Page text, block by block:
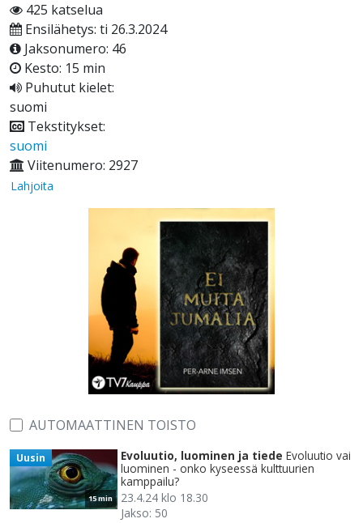
425 katselua
Ensilähetys: ti 26.3.2024
Jaksonumero: 46
Kesto: 15 min
Puhutut kielet:
suomi
Tekstitykset:
suomi
Viitenumero: 2927
Lahjoita
AUTOMAATTINEN TOISTO
15 min
Uusin Evoluutio, luominen ja tiede Evoluutio vai
luominen - onko kyseessä kulttuurien
kamppailu?
23.4.24 klo 18.30
Jakso: 50